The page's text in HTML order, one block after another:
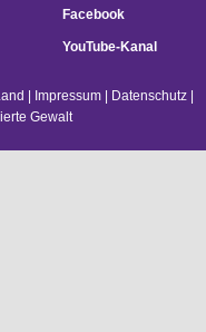
Facebook
YouTube-Kanal
| Impressum| Datenschutz|
Gewalt